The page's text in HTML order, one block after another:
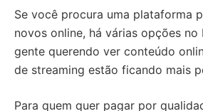
Se você procura uma plataforma
novos online, há várias opções no
gente querendo ver conteúdo
de streaming estão ficando mais
Para quem quer pagar por